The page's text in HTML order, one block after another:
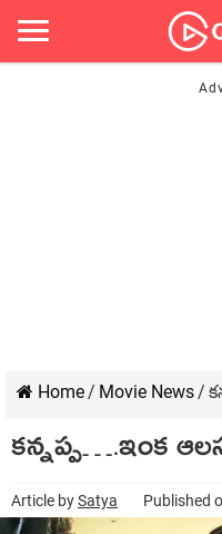
Home/ Movie News/
కన్నప్ప….ఇంక
Article bySatya Published